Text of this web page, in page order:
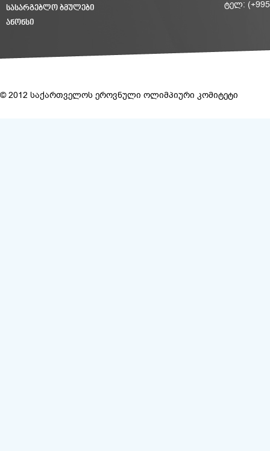
ᲡᲐᲡᲐᲠᲒᲔᲑᲚᲝ ᲑᲛᲣᲚᲔᲑᲘ
ᲐᲜᲝᲜᲡᲘ
ტელ: (+995
© 2012 საქართველოს ეროვნული ოლიმპიური კომიტეტი